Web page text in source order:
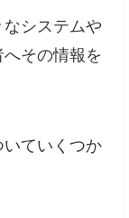
システムや
その情報を
ていくつか